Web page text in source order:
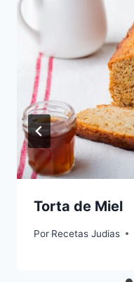
Torta de Miel
Por Recetas Judias